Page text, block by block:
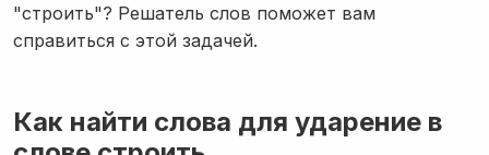
"строить"? Решатель слов поможет вам
справиться с этой задачей.
Как найти слова для ударение в